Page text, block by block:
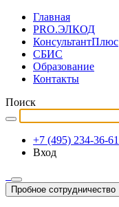
Главная
PRO.ЭЛКОД
КонсультантПлюс
СБИС
Образование
Контакты
Поиск
+7 (495) 234-36-61
Вход
Пробное сотрудничество